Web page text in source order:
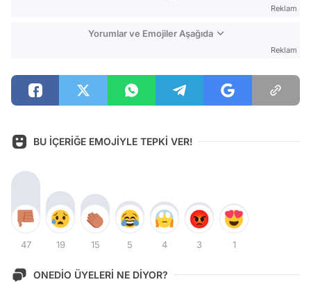
Reklam
Yorumlar ve Emojiler Aşağıda
Reklam
BU İÇERİĞE EMOJİYLE TEPKİ VER!
47 19 15 5 4 3 1
ONEDİO ÜYELERİ NE DİYOR?